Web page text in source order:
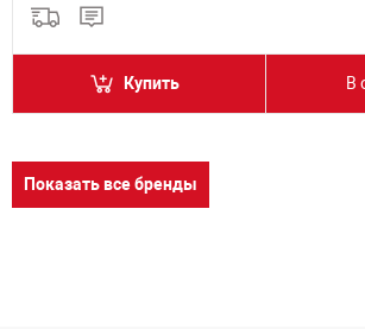
Купить В
Показать все бренды